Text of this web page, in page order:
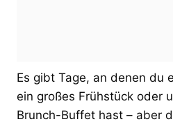
Es gibt Tage, an denen du
ein großes Frühstück oder
Brunch-Buffet hast – aber